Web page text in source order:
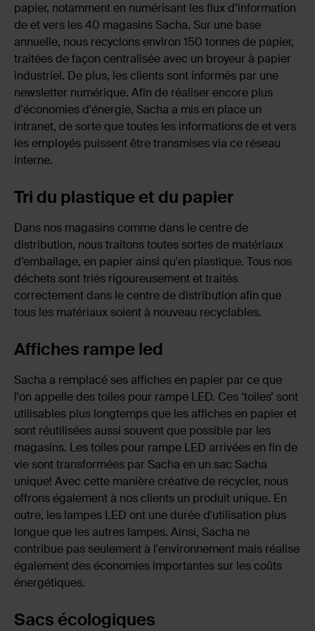
papier, notamment en numérisant les flux d’information
de et vers les 40 magasins Sacha. Sur une base
annuelle, nous recyclons environ 150 tonnes de papier,
traitées de façon centralisée avec un broyeur à papier
industriel. De plus, les clients sont informés par une
newsletter numérique. Afin de réaliser encore plus
d'économies d'énergie, Sacha a mis en place un
intranet, de sorte que toutes les informations de et vers
les employés puissent être transmises via ce réseau
interne.
Tri du plastique et du papier
Dans nos magasins comme dans le centre de
distribution, nous traitons toutes sortes de matériaux
d’emballage, en papier ainsi qu'en plastique. Tous nos
déchets sont triés rigoureusement et traités
correctement dans le centre de distribution afin que
tous les matériaux soient à nouveau recyclables.
Affiches rampe led
Sacha a remplacé ses affiches en papier par ce que
l'on appelle des toiles pour rampe LED. Ces ‘toiles’ sont
utilisables plus longtemps que les affiches en papier et
sont réutilisées aussi souvent que possible par les
magasins. Les toiles pour rampe LED arrivées en fin de
vie sont transformées par Sacha en un sac Sacha
unique! Avec cette manière créative de recycler, nous
offrons également à nos clients un produit unique. En
outre, les lampes LED ont une durée d'utilisation plus
longue que les autres lampes. Ainsi, Sacha ne
contribue pas seulement à l'environnement mais réalise
également des économies importantes sur les coûts
énergétiques.
Sacs écologiques